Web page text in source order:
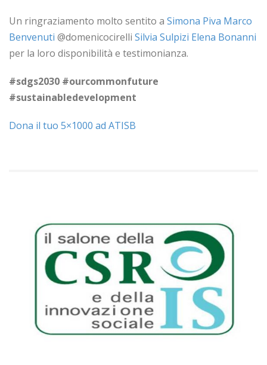
Un ringraziamento molto sentito a Simona Piva Marco
Benvenuti @domenicocirelli Silvia Sulpizi Elena Bonanni
per la loro disponibilità e testimonianza.
#sdgs2030 #ourcommonfuture
#sustainabledevelopment
Dona il tuo 5×1000 ad ATISB